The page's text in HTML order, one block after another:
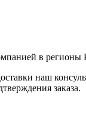
в регионы
наш
заказа.